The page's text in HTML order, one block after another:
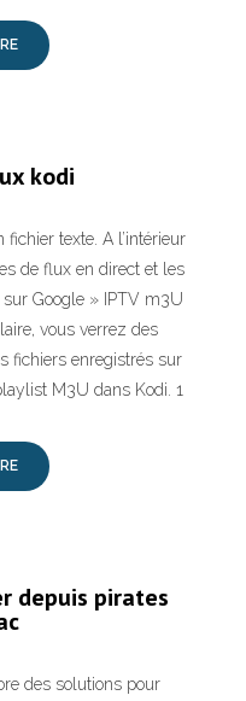
kodi
texte. A l’intérieur
de flux en direct et les
Google » IPTV m3U
vous verrez des
fichiers enregistrés sur
M3U dans Kodi. 1
depuis pirates
des solutions pour